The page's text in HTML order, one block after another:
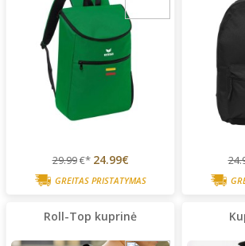
29.99€* 24.99€
GREITAS PRISTATYMAS
Roll-Top kuprinė